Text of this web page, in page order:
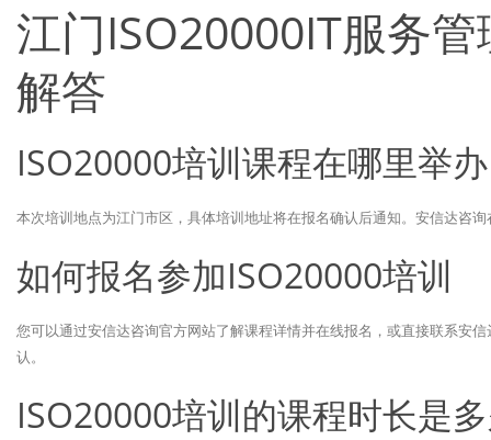
江门ISO20000IT服务
解答
ISO20000培训课程在哪里举办
本次培训地点为江门市区，具体培训地址将在报名确认后通知。安信达咨
如何报名参加ISO20000培训
您可以通过安信达咨询官方网站了解课程详情并在线报名，或直接联系安
认。
ISO20000培训的课程时长是